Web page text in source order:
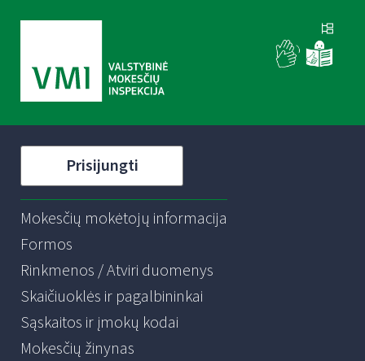
Prisijungti
Mokesčių mokėtojų informacija
Formos
Rinkmenos / Atviri duomenys
Skaičiuoklės ir pagalbininkai
Sąskaitos ir įmokų kodai
Mokesčių žinynas